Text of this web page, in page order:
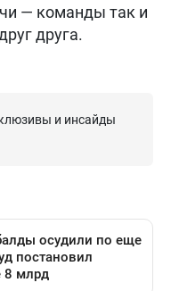
— команды так и
друга.
и инсайды